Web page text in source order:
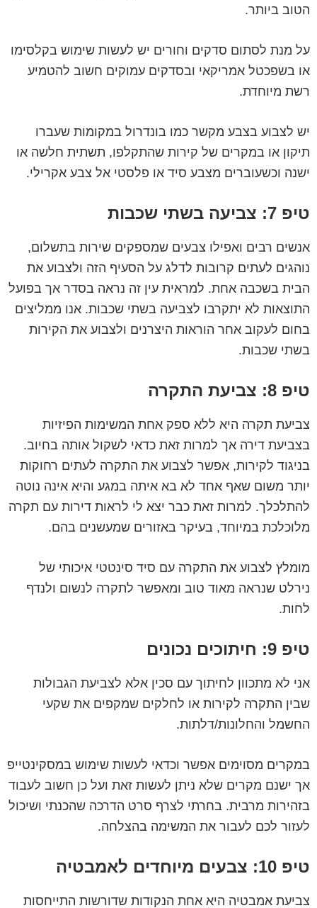
הטוב ביותר.
על מנת לסתום סדקים וחורים יש לעשות שימוש בקלסימו
או בשפכטל אמריקאי ובסדקים עמוקים חשוב להטמיע
רשת מיוחדת.
יש לצבוע בצבע מקשר כמו בונדרול במקומות שעברו
תיקון או במקרים של קירות שהתקלפו, תשתית חלשה או
ישנה וכשעוברים מצבע סיד או פלסטי אל צבע אקרילי.
טיפ 7: צביעה בשתי שכבות
אנשים רבים ואפילו צבעים שמספקים שירות בתשלום,
נוהגים לעתים קרובות לדלג על הסעיף הזה ולצבוע את
הבית בשכבה אחת. למראית עין זה נראה בסדר אך בפועל
התוצאות לא יתקרבו לצביעה בשתי שכבות. אנו ממליצים
בחום לעקוב אחר הוראות היצרנים ולצבוע את הקירות
בשתי שכבות.
טיפ 8: צביעת התקרה
צביעת תקרה היא ללא ספק אחת המשימות הפיזיות
בצביעת דירה אך למרות זאת כדאי לשקול אותה בחיוב.
בניגוד לקירות, אפשר לצבוע את התקרה לעתים רחוקות
יותר משום שאף אחד לא בא איתה במגע והיא אינה נוטה
להתלכלך. למרות זאת כבר יצא לי לראות דירות עם תקרה
מלוכלכת במיוחד, בעיקר באזורים שמעשנים בהם.
מומלץ לצבוע את התקרה עם סיד סינטטי איכותי של
נירלט שנראה מאוד טוב ומאפשר לתקרה לנשום ולנדף
לחות.
טיפ 9: חיתוכים נכונים
אני לא מתכוון לחיתוך עם סכין אלא לצביעת הגבולות
שבין התקרה לקירות או לחלקים שמקפים את שקעי
החשמל והחלונות/דלתות.
במקרים מסוימים אפשר וכדאי לעשות שימוש במסקינטייפ
אך ישנם מקרים שלא ניתן לעשות זאת ועל כן חשוב לעבוד
בזהירות מרבית. בחרתי לצרף סרט הדרכה שהכנתי ושיכול
לעזור לכם לעבור את המשימה בהצלחה.
טיפ 10: צבעים מיוחדים לאמבטיה
צביעת אמבטיה היא אחת הנקודות שדורשות התייחסות